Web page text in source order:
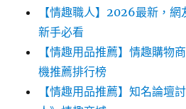
【情趣職人】2026最新，網
新手必看
【情趣用品推薦】情趣購物
機推薦排行榜
【情趣用品推薦】知名論壇